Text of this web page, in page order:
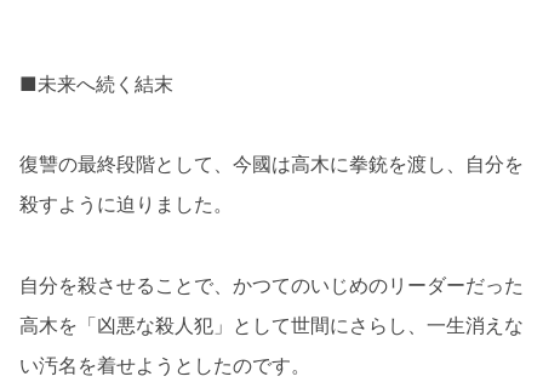
■未来へ続く結末
復讐の最終段階として、今國は高木に拳銃を渡し、自分を
殺すように迫りました。
自分を殺させることで、かつてのいじめのリーダーだった
高木を「凶悪な殺人犯」として世間にさらし、一生消えな
い汚名を着せようとしたのです。